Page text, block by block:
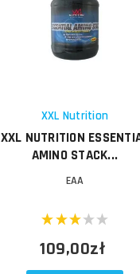
XXL Nutrition
XXL NUTRITION
AMINO STACK...
EAA
109,00zł